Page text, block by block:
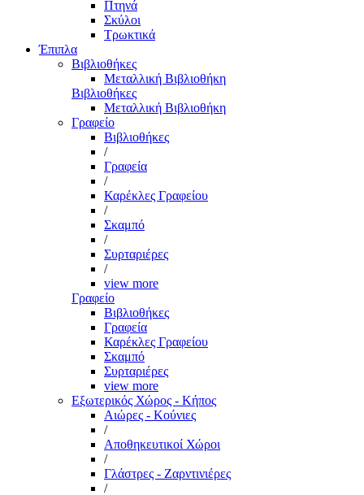
Πτηνά
Σκύλοι
Τρωκτικά
Έπιπλα
Βιβλιοθήκες
Μεταλλική Βιβλιοθήκη
Βιβλιοθήκες
Μεταλλική Βιβλιοθήκη
Γραφείο
Βιβλιοθήκες
/
Γραφεία
/
Καρέκλες Γραφείου
/
Σκαμπό
/
Συρταριέρες
/
view more
Γραφείο
Βιβλιοθήκες
Γραφεία
Καρέκλες Γραφείου
Σκαμπό
Συρταριέρες
view more
Εξωτερικός Χώρος - Κήπος
Αιώρες - Κούνιες
/
Αποθηκευτικοί Χώροι
/
Γλάστρες - Ζαρντινιέρες
/